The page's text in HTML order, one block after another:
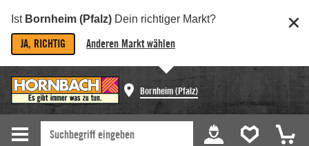
Ist Bornheim (Pfalz) Dein richtiger Markt?
JA, RICHTIG Anderen Markt wählen
Bornheim (Pfalz)